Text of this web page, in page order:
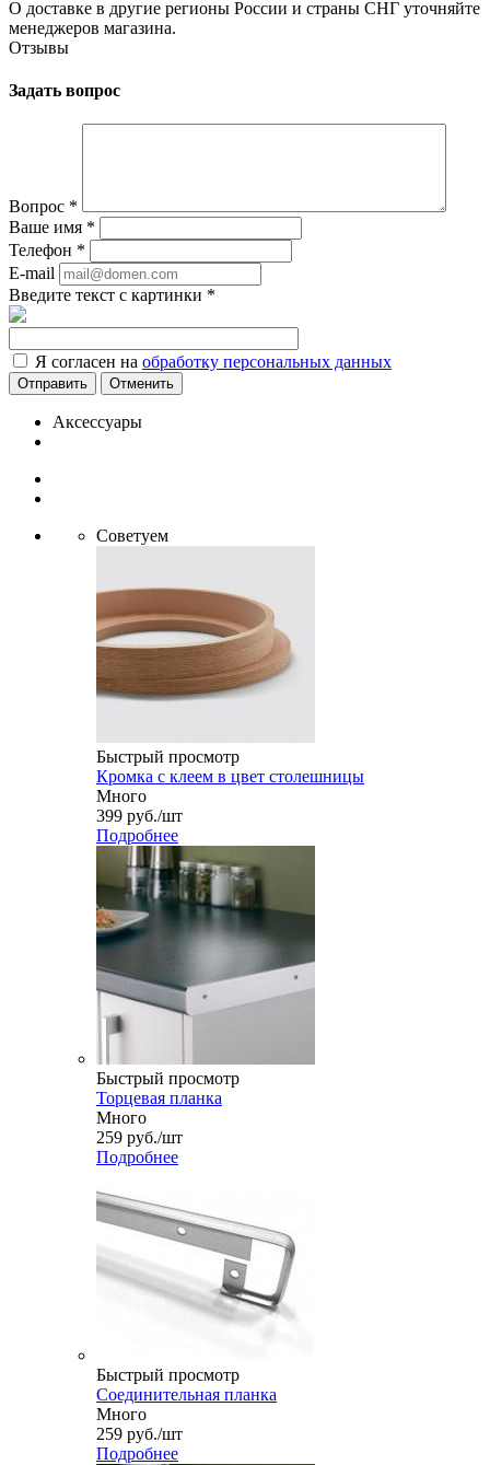
О доставке в другие регионы России и страны СНГ уточняйте
менеджеров магазина.
Отзывы
Задать вопрос
Вопрос *
Ваше имя *
Телефон *
E-mail
Введите текст с картинки *
Я согласен на обработку персональных данных
Отменить
Аксессуары
Советуем
Быстрый просмотр
Кромка с клеем в цвет столешницы
Много
399 руб./шт
Подробнее
Быстрый просмотр
Торцевая планка
Много
259 руб./шт
Подробнее
Быстрый просмотр
Соединительная планка
Много
259 руб./шт
Подробнее